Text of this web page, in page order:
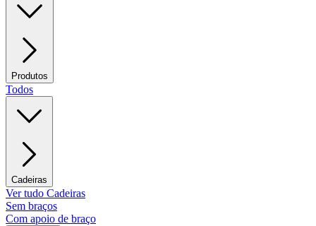
Produtos
Todos
Cadeiras
Ver tudo Cadeiras
Sem braços
Com apoio de braço